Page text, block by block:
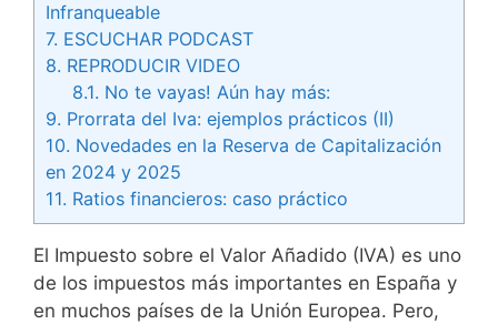
Infranqueable
7. ESCUCHAR PODCAST
8. REPRODUCIR VIDEO
8.1. No te vayas! Aún hay más:
9. Prorrata del Iva: ejemplos prácticos (II)
10. Novedades en la Reserva de Capitalización
en 2024 y 2025
11. Ratios financieros: caso práctico
El Impuesto sobre el Valor Añadido (IVA) es uno
de los impuestos más importantes en España y
en muchos países de la Unión Europea. Pero,